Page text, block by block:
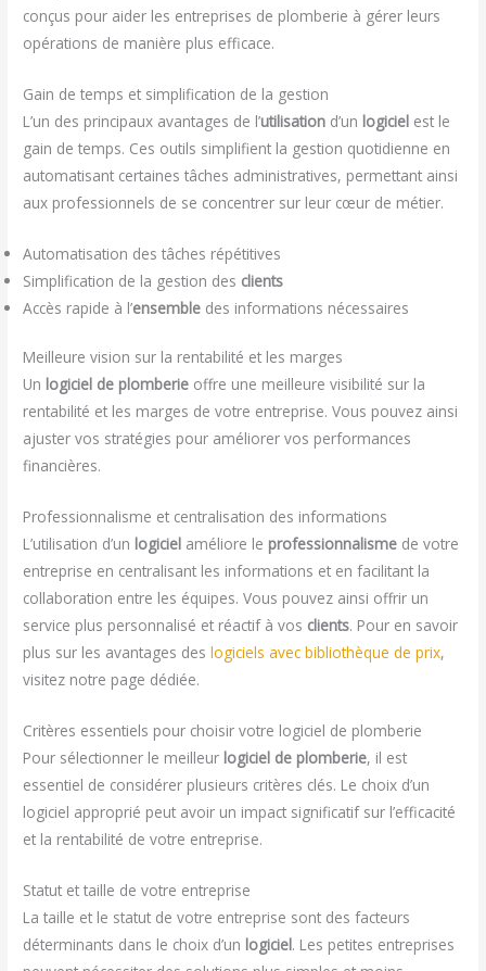
conçus pour aider les entreprises de plomberie à gérer leurs
opérations de manière plus efficace.
Gain de temps et simplification de la gestion
L’un des principaux avantages de l’utilisation d’un logiciel est le
gain de temps. Ces outils simplifient la gestion quotidienne en
automatisant certaines tâches administratives, permettant ainsi
aux professionnels de se concentrer sur leur cœur de métier.
Automatisation des tâches répétitives
Simplification de la gestion des clients
Accès rapide à l’ensemble des informations nécessaires
Meilleure vision sur la rentabilité et les marges
Un logiciel de plomberie offre une meilleure visibilité sur la
rentabilité et les marges de votre entreprise. Vous pouvez ainsi
ajuster vos stratégies pour améliorer vos performances
financières.
Professionnalisme et centralisation des informations
L’utilisation d’un logiciel améliore le professionnalisme de votre
entreprise en centralisant les informations et en facilitant la
collaboration entre les équipes. Vous pouvez ainsi offrir un
service plus personnalisé et réactif à vos clients. Pour en savoir
plus sur les avantages deslogiciels avec bibliothèque de prix,
visitez notre page dédiée.
Critères essentiels pour choisir votre logiciel de plomberie
Pour sélectionner le meilleur logiciel de plomberie, il est
essentiel de considérer plusieurs critères clés. Le choix d’un
logiciel approprié peut avoir un impact significatif sur l’efficacité
et la rentabilité de votre entreprise.
Statut et taille de votre entreprise
La taille et le statut de votre entreprise sont des facteurs
déterminants dans le choix d’un logiciel. Les petites entreprises